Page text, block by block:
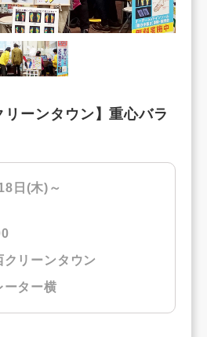
リーンタウン】重心バラ
日(木)～
クリーンタウン
ーター横